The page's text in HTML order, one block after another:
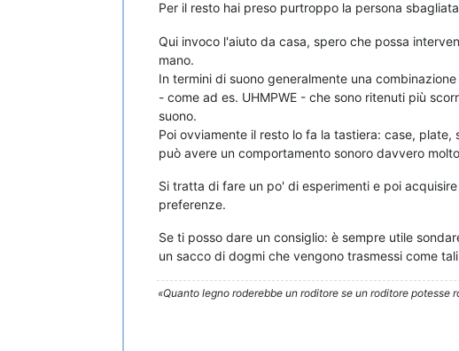
Per il resto hai preso purtroppo la persona
Qui invoco l'aiuto da casa, spero che possa
mano.
In termini di suono generalmente una
- come ad es. UHMPWE - che sono ritenuti più
suono.
Poi ovviamente il resto lo fa la tastiera: case,
può avere un comportamento sonoro davvero
Si tratta di fare un po' di esperimenti e poi
preferenze.
Se ti posso dare un consiglio: è sempre utile
un sacco di dogmi che vengono trasmessi come
«Quanto legno roderebbe un roditore se un roditore potesse